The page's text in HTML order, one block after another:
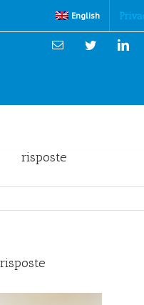
English
Email Twitter
risposte
risposte